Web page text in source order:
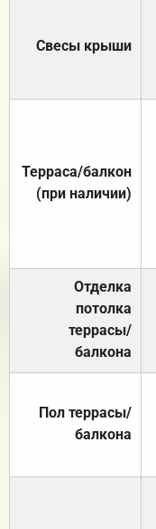
Свесы крыши
Терраса/балкон
(при наличии)
Отделка
потолка
террасы/
балкона
Пол террасы/
балкона